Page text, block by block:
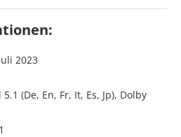
2023
(De, En, Fr, It, Es, Jp), Dolby